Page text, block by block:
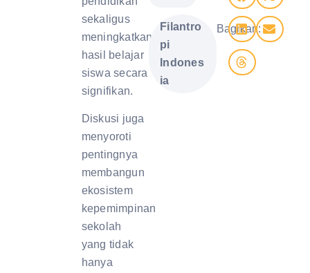
sekaligus
meningkatkan
hasil belajar
siswa secara
signifikan.
Diskusi juga
menyoroti
pentingnya
membangun
ekosistem
kepemimpinan
sekolah
yang tidak
hanya
Filantro
pi
Indones
ia
Bagikan: